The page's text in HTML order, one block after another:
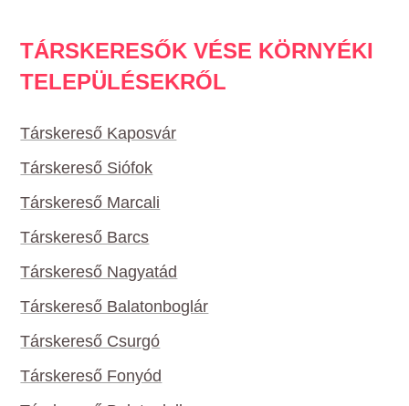
TÁRSKERESŐK VÉSE KÖRNYÉKI
TELEPÜLÉSEKRŐL
Társkereső Kaposvár
Társkereső Siófok
Társkereső Marcali
Társkereső Barcs
Társkereső Nagyatád
Társkereső Balatonboglár
Társkereső Csurgó
Társkereső Fonyód